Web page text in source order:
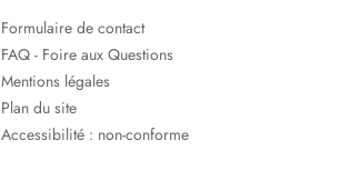
Formulaire de contact
FAQ - Foire aux Questions
Mentions légales
Plan du site
Accessibilité : non-conforme